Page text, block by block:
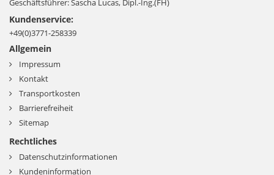
Geschäftsführer: Sascha Lucas, Dipl.-Ing.(FH)
Kundenservice:
+49(0)3771-258339
Allgemein
Impressum
Kontakt
Transportkosten
Barrierefreiheit
Sitemap
Rechtliches
Datenschutzinformationen
Kundeninformation